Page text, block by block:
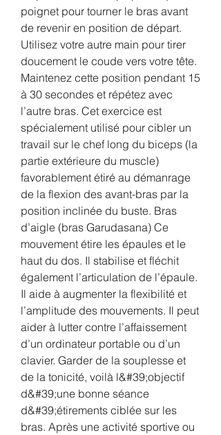
poignet pour tourner le bras avant
de revenir en position de départ.
Utilisez votre autre main pour tirer
doucement le coude vers votre tête.
Maintenez cette position pendant 15
à 30 secondes et répétez avec
l’autre bras. Cet exercice est
spécialement utilisé pour cibler un
travail sur le chef long du biceps (la
partie extérieure du muscle)
favorablement étiré au démanrage
de la flexion des avant-bras par la
position inclinée du buste. Bras
d’aigle (bras Garudasana) Ce
mouvement étire les épaules et le
haut du dos. Il stabilise et fléchit
également l’articulation de l’épaule.
Il aide à augmenter la flexibilité et
l’amplitude des mouvements. Il peut
aider à lutter contre l’affaissement
d’un ordinateur portable ou d’un
clavier. Garder de la souplesse et
de la tonicité, voilà l&#39;objectif
d&#39;une bonne séance
d&#39;étirements ciblée sur les
bras. Après une activité sportive ou